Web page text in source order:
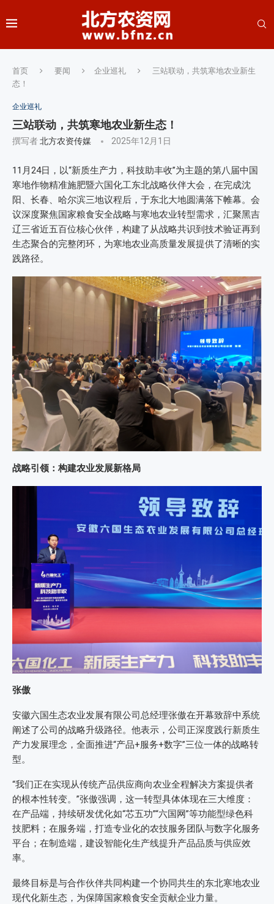
首页 要闻 企业巡礼
三站联动，共筑寒地农业新生
态！
企业巡礼
三站联动，共筑寒地农业新生态！
撰写者北方农资传媒 2025年12月1日
11月24日，以“新质生产力，科技助丰收”为主题的第八届中国
寒地作物精准施肥暨六国化工东北战略伙伴大会，在完成沈
阳、长春、哈尔滨三地议程后，于东北大地圆满落下帷幕。会
议深度聚焦国家粮食安全战略与寒地农业转型需求，汇聚黑吉
辽三省近五百位核心伙伴，构建了从战略共识到技术验证再到
生态聚合的完整闭环，为寒地农业高质量发展提供了清晰的实
践路径。
战略引领：构建农业发展新格局
张傲
安徽六国生态农业发展有限公司总经理张傲在开幕致辞中系统
阐述了公司的战略升级路径。他表示，公司正深度践行新质生
产力发展理念，全面推进“产品+服务+数字”三位一体的战略转
型。
“我们正在实现从传统产品供应商向农业全程解决方案提供者
的根本性转变。”张傲强调，这一转型具体体现在三大维度：
在产品端，持续研发优化如“芯五功”“六国网”等功能型绿色科
技肥料；在服务端，打造专业化的农技服务团队与数字化服务
平台；在制造端，建设智能化生产线提升产品品质与供应效
率。
最终目标是与合作伙伴共同构建一个协同共生的东北寒地农业
现代化新生态，为保障国家粮食安全贡献企业力量。